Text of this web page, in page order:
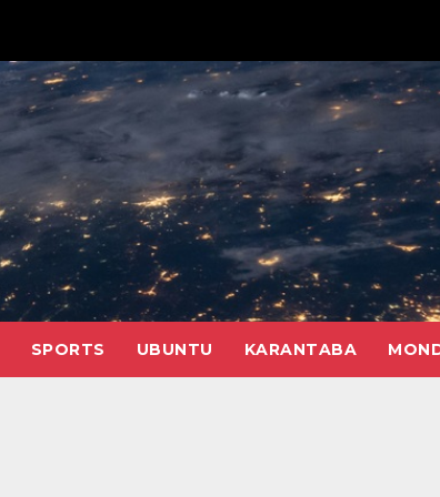
SPORTS UBUNTU KARANTABA